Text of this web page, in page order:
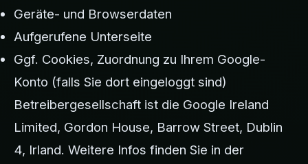
Geräte- und Browserdaten
Aufgerufene Unterseite
Ggf. Cookies, Zuordnung zu Ihrem Google-
Konto (falls Sie dort eingeloggt sind)
Betreibergesellschaft ist die Google Ireland
Limited, Gordon House, Barrow Street, Dublin
4, Irland. Weitere Infos finden Sie in der